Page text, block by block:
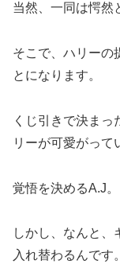
当然、一同は愕然
そこで、ハリーの
とになります。
くじ引きで決まっ
リーが可愛がって
覚悟を決めるA.J。
しかし、なんと、
入れ替わるんです。